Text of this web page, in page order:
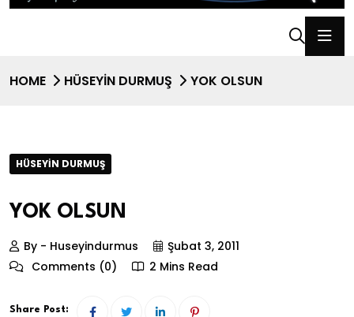
HOME HÜSEYIN DURMUŞ YOK OLSUN
HÜSEYIN DURMUŞ
YOK OLSUN
By - Huseyindurmus
Şubat 3, 2011
Comments (0)
2 Mins Read
Share Post: